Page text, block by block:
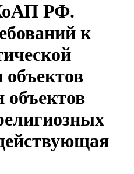
РФ.
к
объектов